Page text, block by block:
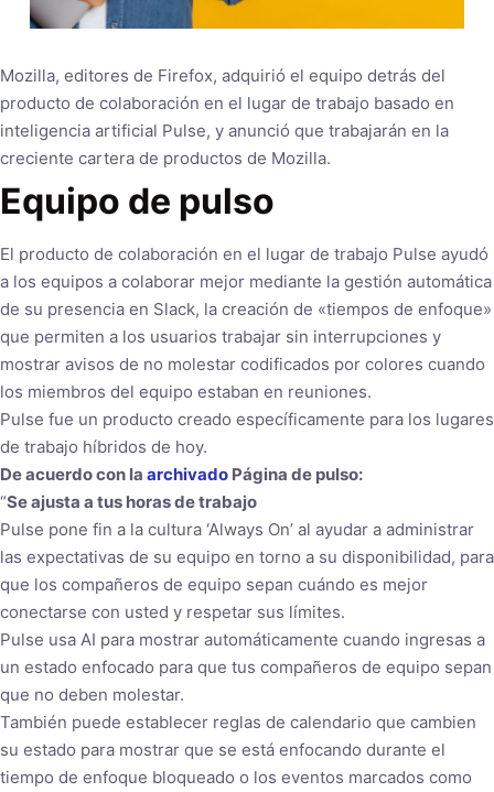
Mozilla, editores de Firefox, adquirió el equipo detrás del
producto de colaboración en el lugar de trabajo basado en
inteligencia artificial Pulse, y anunció que trabajarán en la
creciente cartera de productos de Mozilla.
Equipo de pulso
El producto de colaboración en el lugar de trabajo Pulse ayudó
a los equipos a colaborar mejor mediante la gestión automática
de su presencia en Slack, la creación de «tiempos de enfoque»
que permiten a los usuarios trabajar sin interrupciones y
mostrar avisos de no molestar codificados por colores cuando
los miembros del equipo estaban en reuniones.
Pulse fue un producto creado específicamente para los lugares
de trabajo híbridos de hoy.
De acuerdo con la archivado Página de pulso:
“Se ajusta a tus horas de trabajo
Pulse pone fin a la cultura ‘Always On’ al ayudar a administrar
las expectativas de su equipo en torno a su disponibilidad, para
que los compañeros de equipo sepan cuándo es mejor
conectarse con usted y respetar sus límites.
Pulse usa AI para mostrar automáticamente cuando ingresas a
un estado enfocado para que tus compañeros de equipo sepan
que no deben molestar.
También puede establecer reglas de calendario que cambien
su estado para mostrar que se está enfocando durante el
tiempo de enfoque bloqueado o los eventos marcados como